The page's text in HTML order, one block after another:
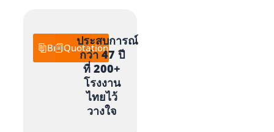
Brochure
Quotation
ประสบการณ์
กว่า 47 ปี
ที่ 200+
โรงงาน
ไทยไว้
วางใจ